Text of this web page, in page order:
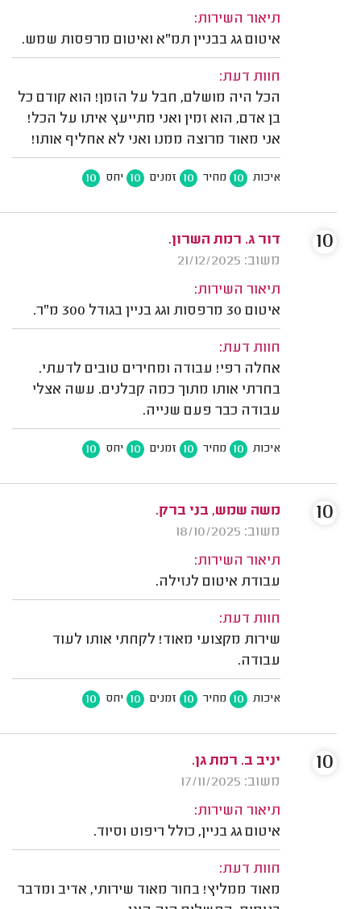
תיאור השירות:
איטום גג בבניין תמ"א ואיטום מרפסות שמש.
חוות דעת:
הכל היה מושלם, חבל על הזמן! הוא קודם כל
בן אדם, הוא זמין ואני מתייעץ איתו על הכל!
אני מאוד מרוצה ממנו ואני לא אחליף אותו!
איכות 10 מחיר 10 זמנים 10 יחס 10
דור ג. רמת השרון.
משוב: 21/12/2025
תיאור השירות:
איטום 30 מרפסות וגג בניין בגודל 300 מ"ר.
חוות דעת:
אחלה רפי! עבודה ומחירים טובים לדעתי.
בחרתי אותו מתוך כמה קבלנים. עשה אצלי
עבודה כבר פעם שנייה.
איכות 10 מחיר 10 זמנים 10 יחס 10
10
משה שמש, בני ברק.
משוב: 18/10/2025
תיאור השירות:
עבודת איטום לנזילה.
חוות דעת:
שירות מקצועי מאוד! לקחתי אותו לעוד
עבודה.
איכות 10 מחיר 10 זמנים 10 יחס 10
10
יניב ב. רמת גן.
משוב: 17/11/2025
תיאור השירות:
איטום גג בניין, כולל ריפוט וסיוד.
חוות דעת:
מאוד ממליץ! בחור מאוד שירותי, אדיב ומדבר
10